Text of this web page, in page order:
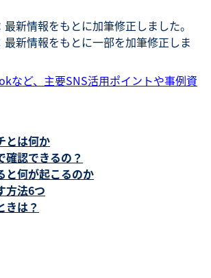
最新情報をもとに加筆修正しました。
最新情報をもとに一部を加筆修正しま
など、主要SNS活用ポイントや事例資
とは何か
確認できるの？
と何が起こるのか
方法6つ
きは？